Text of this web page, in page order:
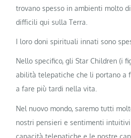
trovano spesso in ambienti molto
difficili qui sulla Terra.
I loro doni spirituali innati sono
Nello specifico, gli Star Children (i
abilità telepatiche che li portano a
a fare più tardi nella vita.
Nel nuovo mondo, saremo tutti
nostri pensieri e sentimenti
capacità telepatiche e le nostre